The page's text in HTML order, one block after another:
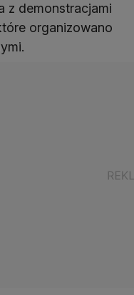
z demonstracjami
organizowano